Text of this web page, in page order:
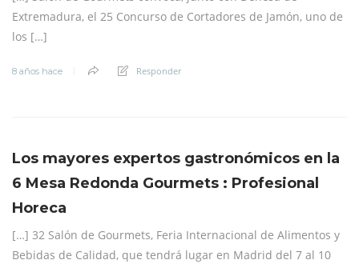
Extremadura, el 25 Concurso de Cortadores de Jamón, uno de
los […]
8 años hace Responder
Los mayores expertos gastronómicos en la
6 Mesa Redonda Gourmets : Profesional
Horeca
[…] 32 Salón de Gourmets, Feria Internacional de Alimentos y
Bebidas de Calidad, que tendrá lugar en Madrid del 7 al 10